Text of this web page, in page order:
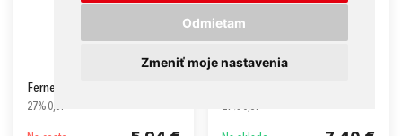
Odmietam
Zmeniť moje nastavenia
Fernet Stock Grapefruit
27% 0,5l 27% 0,5l